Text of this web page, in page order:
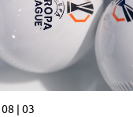
| 03